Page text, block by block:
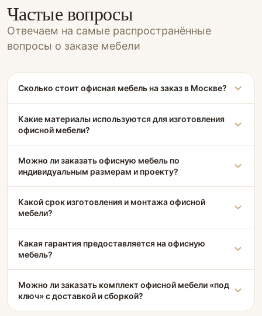
Частые вопросы
Отвечаем на самые распространённые
вопросы о заказе мебели
Сколько стоит офисная мебель на заказ в Москве?
Какие материалы используются для изготовления
офисной мебели?
Можно ли заказать офисную мебель по
индивидуальным размерам и проекту?
Какой срок изготовления и монтажа офисной
мебели?
Какая гарантия предоставляется на офисную
мебель?
Можно ли заказать комплект офисной мебели «под
ключ» с доставкой и сборкой?